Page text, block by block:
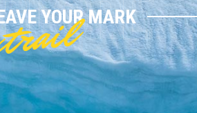
YOUR MARK